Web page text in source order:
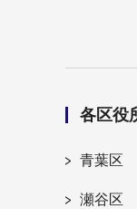
各区役
青葉区
瀬谷区